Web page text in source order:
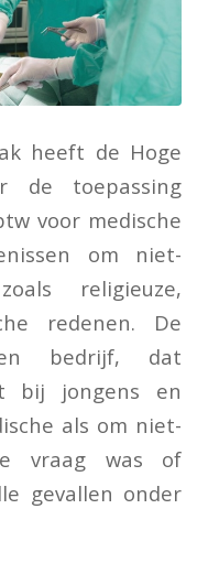
heeft de Hoge
de toepassing
voor medische
om niet-
religieuze,
redenen. De
bedrijf, dat
bij jongens en
als om niet-
vraag was of
gevallen onder